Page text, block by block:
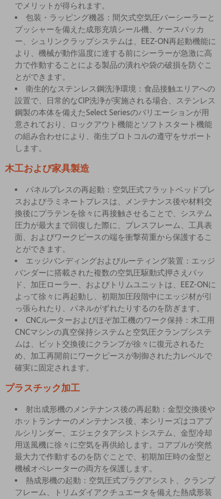
でメリットが得られます。
包装・ラッピング機器：間欠式空気圧バーシーラーと
プッシャーを備えた成形充填シール機、ケースパッカ
ー、シュリンクラップシステムは、EEZ-ON再起動機能に
より、機械が動作温度に達する前にシーラーが急激に高
力で作動することによる製品の潰れや袋の破損を防ぐこ
とができます。
衛生的なステンレス鋼洗浄環境：食品接触エリアへの
設置で、日常的なCIP洗浄が実施される場合、ステンレス
鋼製の本体を備えたSelect Seriesのバリエーションが用
意されており、ロックアウト機能とソフトスタート機能
の組み合わせにより、衛生プロトコルの遵守をサポート
します。
木工および家具製造
パネルプレスの再起動：空気圧式フラットベッドプレ
スおよびラミネートプレスは、メンテナンス後や材料交
換後にプラテンを徐々に再接触させることで、システム
圧力が最大まで回復した際に、プレスフレーム、工具表
面、およびワークピースの端を衝撃荷重から保護するこ
とができます。
エッジバンディングおよびルーティング装置：エッジ
バンダーに搭載された複数の空気圧駆動式押さえパッ
ド、加圧ローラー、およびトリムユニットは、EEZ-ONに
よって徐々に再起動し、初期加圧段階中にエッジ材が引
っ張られたり、パネルがずれたりするのを防ぎます。
CNCルーターおよびほぞ加工機のワーク保持：木工用
CNCマシンの真空保持システムと空気圧クランプシステ
ムは、ビット交換後にクランプが徐々に復元されるた
め、加工再開前にワークピースが制御された力レベルで
確実に固定されます。
プラスチック加工
射出成形機のメンテナンス後の再起動：金型交換後や
ホットランナーのメンテナンス後、本シリーズはコアプ
ルシリンダー、エジェクタアシストシステム、金型冷却
用送風機に徐々に空気を再供給します。コアプルが突然
最大力で作動するのを防ぐことで、初期加圧時の金型と
機械オペレーターの両方を保護します。
熱成形機の起動：空気圧式プラグアシスト、クランプ
フレーム、トリムダイアクチュエータを備えた熱成形装